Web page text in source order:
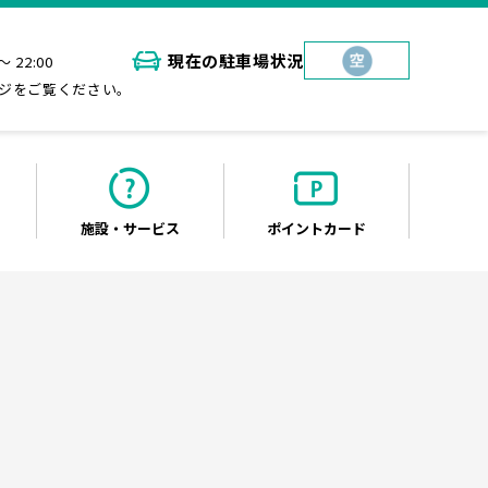
現在の駐車場状況
22:00
ご覧ください。
施設・ サービス ポイントカード